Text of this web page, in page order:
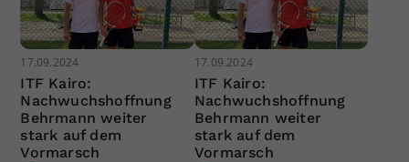
17.09.2024
ITF Kairo:
Nachwuchshoffnung
Behrmann weiter
stark auf dem
Vormarsch
17.09.2024
ITF Kairo:
Nachwuchshoffnung
Behrmann weiter
stark auf dem
Vormarsch